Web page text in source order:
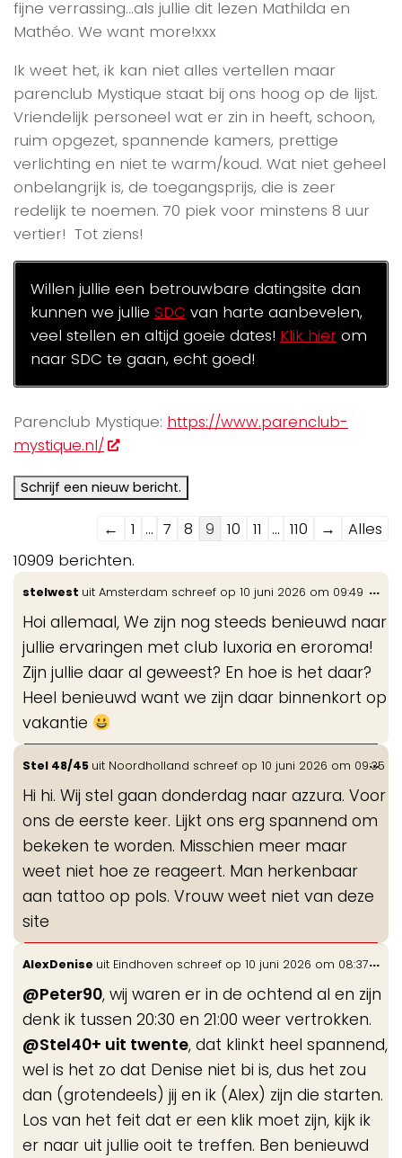
fijne verrassing…als jullie dit lezen Mathilda en
Mathéo. We want more!xxx
Ik weet het, ik kan niet alles vertellen maar
parenclub Mystique staat bij ons hoog op de lijst.
Vriendelijk personeel wat er zin in heeft, schoon,
ruim opgezet, spannende kamers, prettige
verlichting en niet te warm/koud. Wat niet geheel
onbelangrijk is, de toegangsprijs, die is zeer
redelijk te noemen. 70 piek voor minstens 8 uur
vertier! Tot ziens!
Willen jullie een betrouwbare datingsite dan
kunnen we jullie SDC van harte aanbevelen,
veel stellen en altijd goeie dates! Klik hierom
naar SDC te gaan, echt goed!
Parenclub Mystique: https://www.parenclub-
mystique.nl/
Navigatie
door
de
gastenboek-
lijst
← 1 ... 7 8 9 10 11 ... 110 →
Alles
10909 berichten.
stelwest uit Amsterdam schreef op 10 juni 2026 om 09:49
Hoi allemaal, We zijn nog steeds benieuwd naar
jullie ervaringen met club luxoria en eroroma!
Zijn jullie daar al geweest? En hoe is het daar?
Heel benieuwd want we zijn daar binnenkort op
vakantie
...
Stel 48/45 uit Noordholland schreef op 10 juni 2026 om 09:35
Hi hi. Wij stel gaan donderdag naar azzura. Voor
ons de eerste keer. Lijkt ons erg spannend om
bekeken te worden. Misschien meer maar
weet niet hoe ze reageert. Man herkenbaar
aan tattoo op pols. Vrouw weet niet van deze
site
...
AlexDenise uit Eindhoven schreef op 10 juni 2026 om 08:37
@Peter90, wij waren er in de ochtend al en zijn
denk ik tussen 20:30 en 21:00 weer vertrokken.
@Stel40+ uit twente, dat klinkt heel spannend,
wel is het zo dat Denise niet bi is, dus het zou
dan (grotendeels) jij en ik (Alex) zijn die starten.
Los van het feit dat er een klik moet zijn, kijk ik
er naar uit jullie ooit te treffen. Ben benieuwd
...